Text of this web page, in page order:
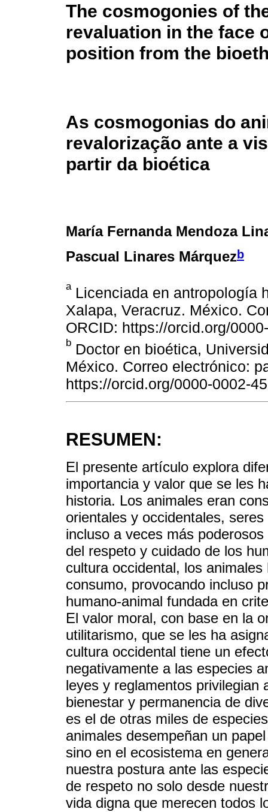
The cosmogonies of
revaluation in the face
position from the
As cosmogonias do
revalorização ante a
partir da bioética
María Fernanda Mendoza
Pascual Linares Márquezb
aLicenciada en antropología
Xalapa, Veracruz. México.
ORCID: https://orcid.org/
b Doctor en bioética,
México. Correo electrónico:
https://orcid.org/0000-0002-
RESUMEN:
El presente artículo explora
importancia y valor que se les
historia. Los animales eran
orientales y occidentales,
incluso a veces más
del respeto y cuidado de los
cultura occidental, los
consumo, provocando incluso
humano-animal fundada en
El valor moral, con base en la
utilitarismo, que se les ha
cultura occidental tiene un
negativamente a las especies
leyes y reglamentos privilegian
bienestar y permanencia de
es el de otras miles de
animales desempeñan un
sino en el ecosistema en
nuestra postura ante las
de respeto no solo desde
vida digna que merecen todos